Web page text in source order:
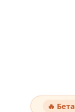
🔥 Бета